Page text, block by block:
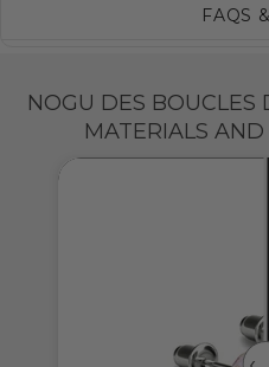
FAQS
NOGU DES BOUCLES
MATERIALS